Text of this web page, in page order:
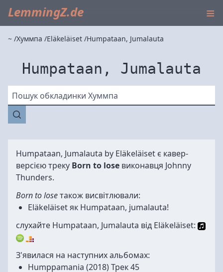
LemmingZ.de ≡
~ Хуммпа Eläkeläiset Humpataan, Jumalauta
Humpataan, Jumalauta
Пошук обкладинки Хуммпа
Humpataan, Jumalauta by Eläkeläiset є кавер-
версією треку Born to lose виконавця Johnny
Thunders.
Born to loseтакож висвітлювали:
Eläkeläisetяк Humpataan, jumalauta!
слухайте Humpataan, Jumalauta від Eläkeläiset:
З'явилася на наступних альбомах:
Humppamania (2018) Трек 45